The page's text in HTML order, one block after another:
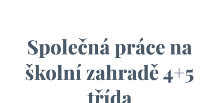
Společná práce na
školní zahradě 4+5
třída